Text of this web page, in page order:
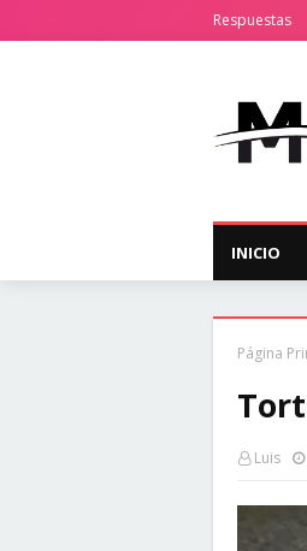
Respuestas
INICIO
Página
Luis